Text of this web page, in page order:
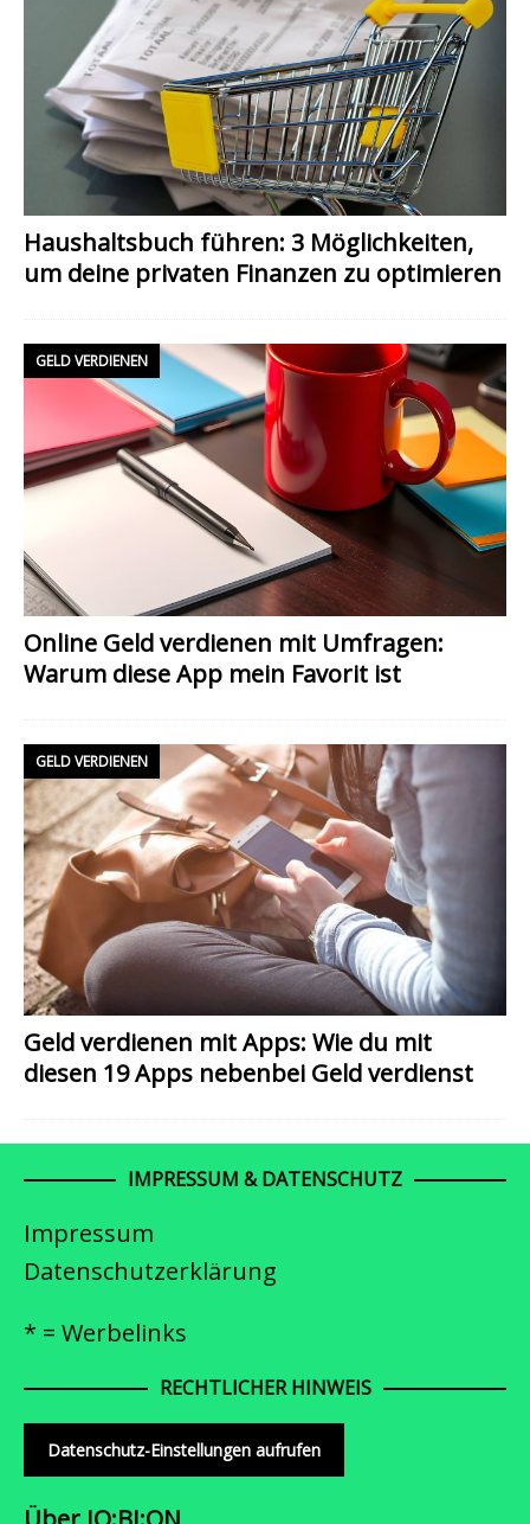
Haushaltsbuch führen: 3 Möglichkeiten,
um deine privaten Finanzen zu optimieren
Online Geld verdienen mit Umfragen:
Warum diese App mein Favorit ist
GELD VERDIENEN
Geld verdienen mit Apps: Wie du mit
diesen 19 Apps nebenbei Geld verdienst
GELD VERDIENEN
IMPRESSUM & DATENSCHUTZ
Impressum
Datenschutzerklärung
* = Werbelinks
RECHTLICHER HINWEIS
Datenschutz-Einstellungen aufrufen